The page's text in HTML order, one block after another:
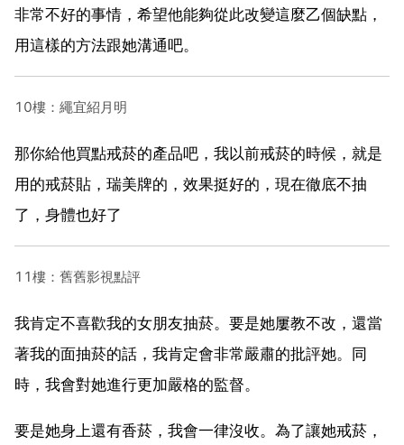
非常不好的事情，希望他能夠從此改變這麼乙個缺點，
用這樣的方法跟她溝通吧。
10樓：繩宜紹月明
那你給他買點戒菸的產品吧，我以前戒菸的時候，就是
用的戒菸貼，瑞美牌的，效果挺好的，現在徹底不抽
了，身體也好了
11樓：舊舊影視點評
我肯定不喜歡我的女朋友抽菸。要是她屢教不改，還當
著我的面抽菸的話，我肯定會非常嚴肅的批評她。同
時，我會對她進行更加嚴格的監督。
要是她身上還有香菸，我會一律沒收。為了讓她戒菸，